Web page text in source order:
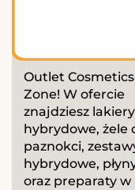
Outlet Cosmetics
Zone! W ofercie
znajdziesz lakiery
hybrydowe, żele
paznokci,
hybrydowe,
oraz preparaty w